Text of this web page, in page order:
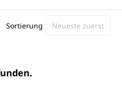
Sortierung